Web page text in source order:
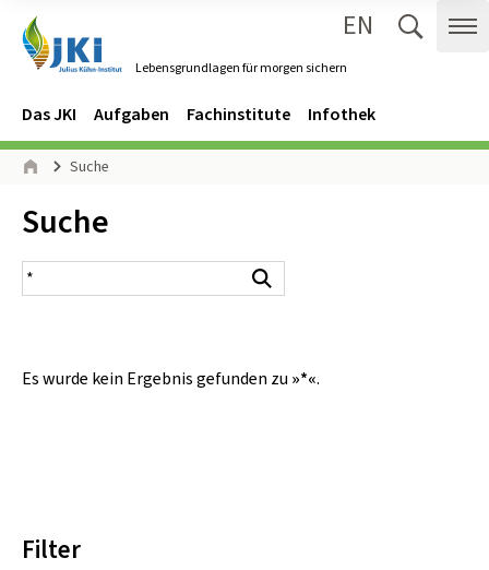
Lebensgrundlagen für morgen sichern
EN
Navigation
Hauptmenü
Das JKI Aufgaben Fachinstitute Infothek
Seitenpfad
Suche
Inhalt:
Suche
Suchergebnis
Es wurde kein Ergebnis gefunden zu »*«.
Filter